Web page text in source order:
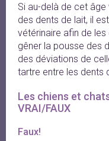
Si au-delà de cet
des dents de lait, il
vétérinaire afin de les
gêner la pousse des
des déviations de
tartre entre les dents
Les chiens et
VRAI/FAUX
Faux!